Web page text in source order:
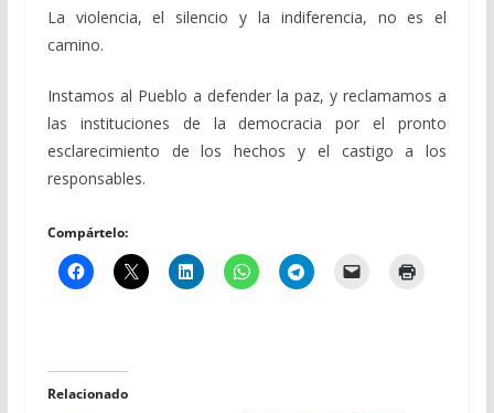
La violencia, el silencio y la indiferencia, no es el
camino.
Instamos al Pueblo a defender la paz, y reclamamos a
las instituciones de la democracia por el pronto
esclarecimiento de los hechos y el castigo a los
responsables.
Compártelo:
Relacionado